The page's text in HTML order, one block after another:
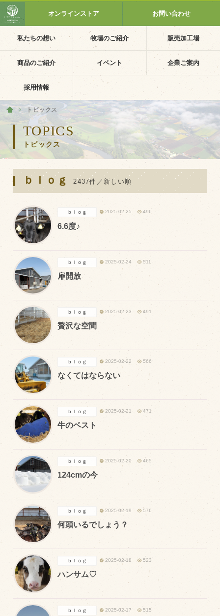
私たちの想い 牧場のご紹介 販売加工場
商品のご紹介 イベント 企業ご案内
採用情報
オンラインストア お問い合わせ
TOPICS
トピックス
ホーム
トピックス
ｂｌｏｇ 2437件／新しい順
2025-02-25 496
6.6度♪
ｂｌｏｇ
2025-02-24 511
扉開放
ｂｌｏｇ
2025-02-23 491
贅沢な空間
ｂｌｏｇ
2025-02-22 566
なくてはならない
ｂｌｏｇ
2025-02-21 471
牛のベスト
ｂｌｏｇ
2025-02-20 465
124cmの今
ｂｌｏｇ
2025-02-19 576
何頭いるでしょう？
ｂｌｏｇ
2025-02-18 523
ハンサム♡
ｂｌｏｇ
2025-02-17 515
ｂｌｏｇ
ホーム
私たちの想い
PV動画
イベントカレンダー
イベント一覧
採用情報
企業ご案内
会社概要・沿革
個人情報保護方針
お知らせ
お客様の声
オリジナル投稿レシピ
十勝帯広の観光
採用情報
牧場の仕事
その他
牧場のご紹介
牧場の仕事
飼育している牛について
環境・堆肥リサイクル
販売加工場
食肉加工場を新設
業務管理体制
品質管理体制
ＢtoＢ受発注システム